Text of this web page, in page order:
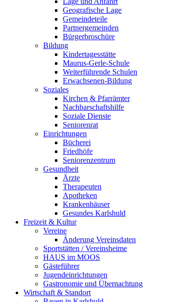
Geografische Lage
Gemeindeteile
Partnergemeinden
Bürgerbroschüre
Bildung
Kindertagesstätte
Maurus-Gerle-Schule
Weiterführende Schulen
Erwachsenen-Bildung
Soziales
Kirchen & Pfarrämter
Nachbarschaftshilfe
Soziale Dienste
Seniorenrat
Einrichtungen
Bücherei
Friedhöfe
Seniorenzentrum
Gesundheit
Ärzte
Therapeuten
Apotheken
Krankenhäuser
Gesundes Karlshuld
Freizeit & Kultur
Vereine
Änderung Vereinsdaten
Sportstätten / Vereinsheime
HAUS im MOOS
Gästeführer
Jugendeinrichtungen
Gastronomie und Übernachtung
Wirtschaft & Standort